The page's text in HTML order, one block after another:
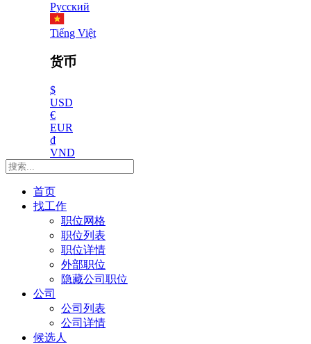
Русский
Tiếng Việt
货币
$
USD
€
EUR
₫
VND
首页
找工作
职位网格
职位列表
职位详情
外部职位
隐藏公司职位
公司
公司列表
公司详情
候选人